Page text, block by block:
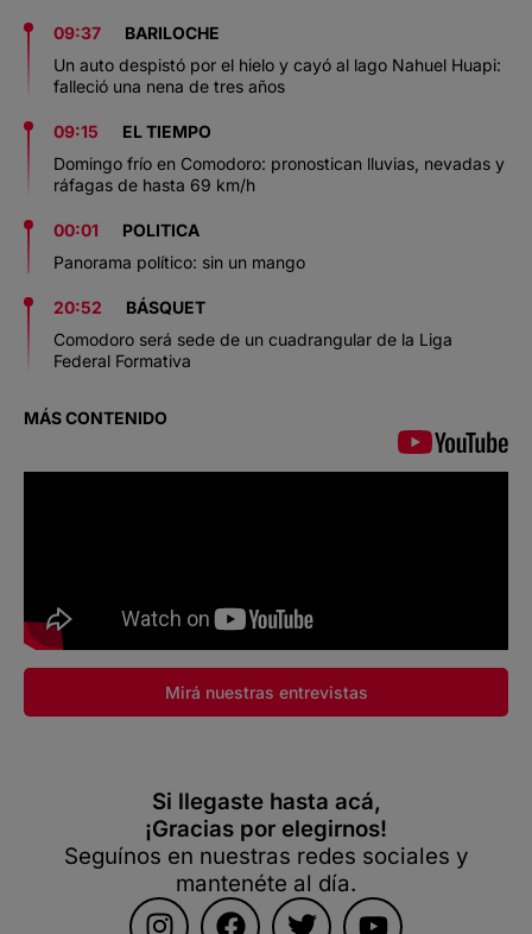
09:37
BARILOCHE
Un auto despistó por el hielo y cayó al lago Nahuel Huapi:
falleció una nena de tres años
09:15
EL TIEMPO
Domingo frío en Comodoro: pronostican lluvias, nevadas y
ráfagas de hasta 69 km/h
00:01
POLITICA
Panorama político: sin un mango
20:52
BÁSQUET
Comodoro será sede de un cuadrangular de la Liga
Federal Formativa
MÁS CONTENIDO
Mirá nuestras entrevistas
Si llegaste hasta acá,
¡Gracias por elegirnos!
Seguínos en nuestras redes sociales y
mantenéte al día.